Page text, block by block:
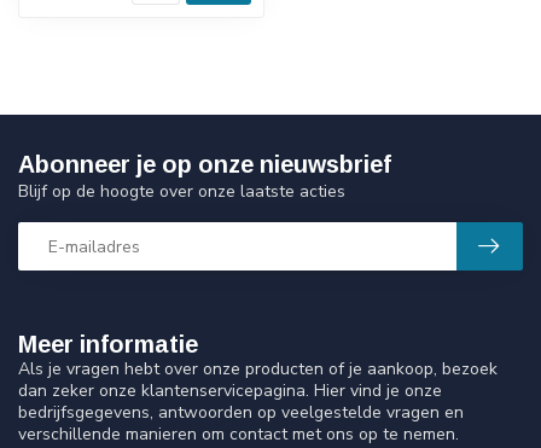
Meer informatie
Als je vragen hebt over onze producten of je aankoop, bezoek
dan zeker onze klantenservicepagina. Hier vind je onze
bedrijfsgegevens, antwoorden op veelgestelde vragen en
verschillende manieren om contact met ons op te nemen.
Abonneer je op onze nieuwsbrief
Blijf op de hoogte over onze laatste acties